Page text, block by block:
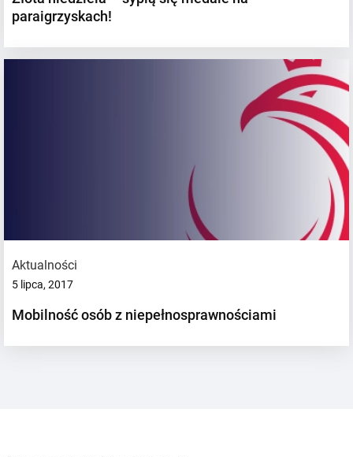
paraigrzyskach!
Aktualności
5 lipca, 2017
Mobilność osób z niepełnosprawnościami